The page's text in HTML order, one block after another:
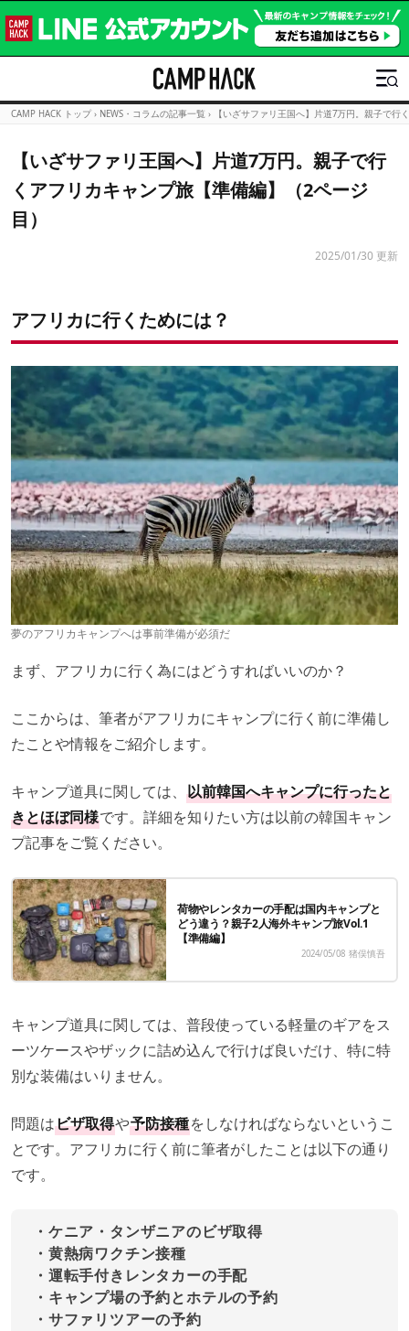
CAMP HACK トップ › NEWS・コラムの記事一覧 › 【いざサファリ王国へ】片道7万円。親子で行
【いざサファリ王国へ】片道7万円。親子で行
くアフリカキャンプ旅【準備編】（2ページ
目）
2025/01/30 更新
アフリカに行くためには？
夢のアフリカキャンプへは事前準備が必須だ
まず、アフリカに行く為にはどうすればいいのか？
ここからは、筆者がアフリカにキャンプに行く前に準備し
たことや情報をご紹介します。
キャンプ道具に関しては、 以前韓国へキャンプに行ったと
きとほぼ同様です。詳細を知りたい方は以前の韓国キャン
プ記事をご覧ください。
荷物やレンタカーの手配は国内キャンプと
どう違う？親子2人海外キャンプ旅Vol.1
【準備編】
2024/05/08 猪俣慎吾
キャンプ道具に関しては、普段使っている軽量のギアをス
ーツケースやザックに詰め込んで行けば良いだけ、特に特
別な装備はいりません。
問題はビザ取得や予防接種をしなければならないというこ
とです。アフリカに行く前に筆者がしたことは以下の通り
です。
・ケニア・タンザニアのビザ取得
・黄熱病ワクチン接種
・運転手付きレンタカーの手配
・キャンプ場の予約とホテルの予約
・サファリツアーの予約